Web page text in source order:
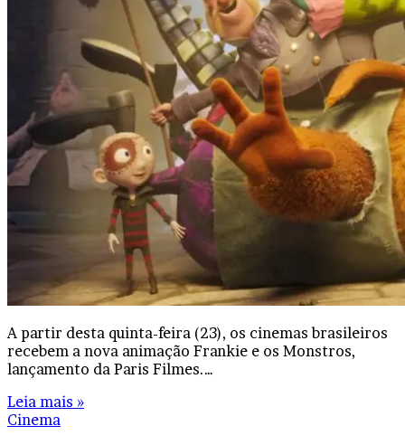
A partir desta quinta-feira (23), os cinemas brasileiros
recebem a nova animação Frankie e os Monstros,
lançamento da Paris Filmes.…
Leia mais »
Cinema